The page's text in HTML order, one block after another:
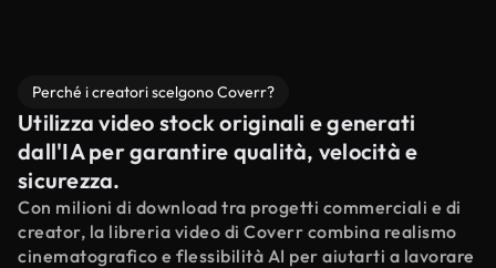
Perché i creatori scelgono Coverr?
Utilizza video stock originali e generati
dall'IA per garantire qualità, velocità e
sicurezza.
Con milioni di download tra progetti commerciali e di
creator, la libreria video di Coverr combina realismo
cinematografico e flessibilità AI per aiutarti a lavorare